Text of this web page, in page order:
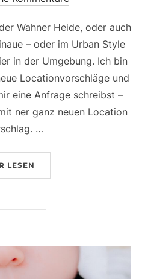
Wahner Heide, oder auch
– oder im Urban Style
in der Umgebung. Ich bin
Locationvorschläge und
eine Anfrage schreibst –
ner ganz neuen Location
…
ÜBER „ABENDSHOOTINGS …“
LESEN